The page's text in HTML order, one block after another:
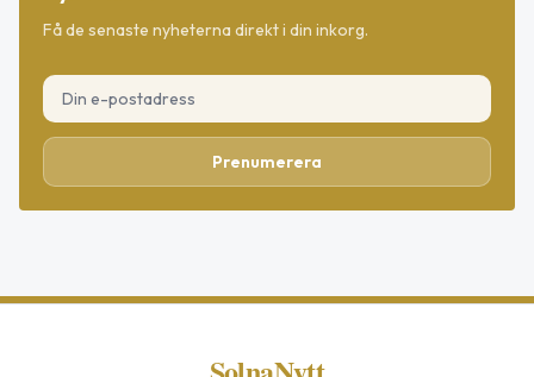
Få de senaste nyheterna direkt i din inkorg.
Prenumerera